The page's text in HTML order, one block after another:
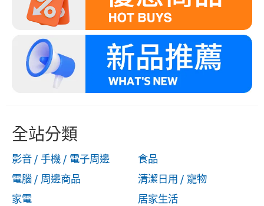
全站分類
影音 / 手機 / 電子周邊
電腦 / 周邊商品
家電
食品
清潔日用 / 寵物
居家生活